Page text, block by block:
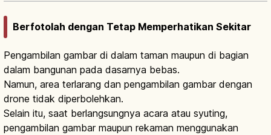
Berfotolah dengan Tetap Memperhatikan Sekitar
Pengambilan gambar di dalam taman maupun di bagian
dalam bangunan pada dasarnya bebas.
Namun, area terlarang dan pengambilan gambar dengan
drone tidak diperbolehkan.
Selain itu, saat berlangsungnya acara atau syuting,
pengambilan gambar maupun rekaman menggunakan